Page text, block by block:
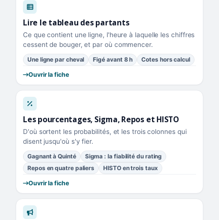
Lire le tableau des partants
Ce que contient une ligne, l'heure à laquelle les chiffres
cessent de bouger, et par où commencer.
Une ligne par cheval Figé avant 8 h Cotes hors calcul
Ouvrir la fiche
Les pourcentages, Sigma, Repos et HISTO
D'où sortent les probabilités, et les trois colonnes qui
disent jusqu'où s'y fier.
Gagnant à Quinté
Sigma : la fiabilité du rating
Repos en quatre paliers
HISTO en trois taux
Ouvrir la fiche